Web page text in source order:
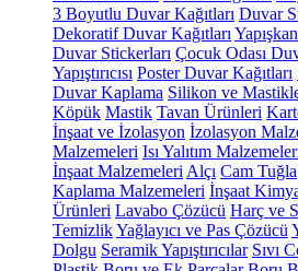
3 Boyutlu Duvar Kağıtları Duvar
Dekoratif Duvar Kağıtları
Duvar Stickerları Çocuk Odası
Yapıştırıcısı Poster Duvar Kağıtları
Duvar Kaplama Silikon ve
Köpük Mastik Tavan Ürünleri
İnşaat ve İzolasyon İzolasyon
Malzemeleri Isı Yalıtım
İnşaat Malzemeleri Alçı Cam Tuğla
Kaplama Malzemeleri İnşaat
Ürünleri Lavabo Çözücü Harç ve
TemizlikYağlayıcı ve Pas Çözücü
Dolgu Seramik Yapıştırıcılar Sıvı